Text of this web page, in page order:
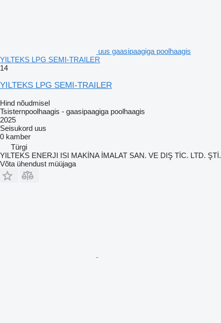
uus gaasipaagiga poolhaagis
YILTEKS LPG SEMI-TRAILER
14
YILTEKS LPG SEMI-TRAILER
Hind nõudmisel
Tsisternpoolhaagis - gaasipaagiga poolhaagis
2025
Seisukord uus
0 kamber
Türgi
YILTEKS ENERJI ISI MAKİNA İMALAT SAN. VE DIŞ TİC. LTD. ŞTİ.
Võta ühendust müüjaga